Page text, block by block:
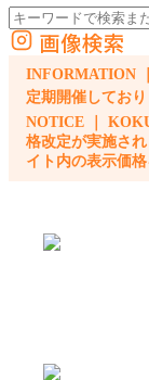
外部サイトの商品をカ
他のサイトで見つけた商品
画像検索
INFORMATION
定期開催してお
NOTICE ｜
格改定が実施さ
イト内の表示価